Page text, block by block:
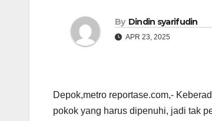
By Dindin syarifudin
APR 23, 2025
Depok,metro reportase.com,-
pokok yang harus dipenuhi, jadi tak